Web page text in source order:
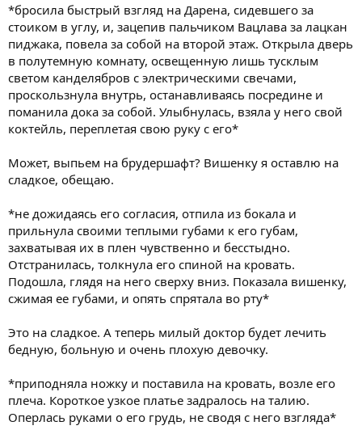
*бросила быстрый взгляд на Дарена, сидевшего за
стоиком в углу, и, зацепив пальчиком Вацлава за лацкан
пиджака, повела за собой на второй этаж. Открыла дверь
в полутемную комнату, освещенную лишь тусклым
светом канделябров с электрическими свечами,
проскользнула внутрь, останавливаясь посредине и
поманила дока за собой. Улыбнулась, взяла у него свой
коктейль, переплетая свою руку с его*
Может, выпьем на брудершафт? Вишенку я оставлю на
сладкое, обещаю.
*не дожидаясь его согласия, отпила из бокала и
прильнула своими теплыми губами к его губам,
захватывая их в плен чувственно и бесстыдно.
Отстранилась, толкнула его спиной на кровать.
Подошла, глядя на него сверху вниз. Показала вишенку,
сжимая ее губами, и опять спрятала во рту*
Это на сладкое. А теперь милый доктор будет лечить
бедную, больную и очень плохую девочку.
*приподняла ножку и поставила на кровать, возле его
плеча. Короткое узкое платье задралось на талию.
Оперлась руками о его грудь, не сводя с него взгляда*